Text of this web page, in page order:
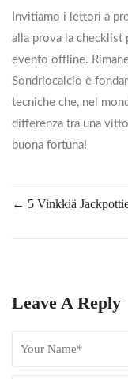
Invitiamo i lettori a
alla prova la checklist
evento offline.
Sondriocalcio è
tecniche che, nel
differenza tra una
buona fortuna!
← 5 Vinkkiä
Leave A Reply